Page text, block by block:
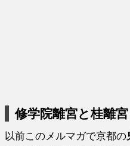
修学院離宮と桂離
以前このメルマガで京都の